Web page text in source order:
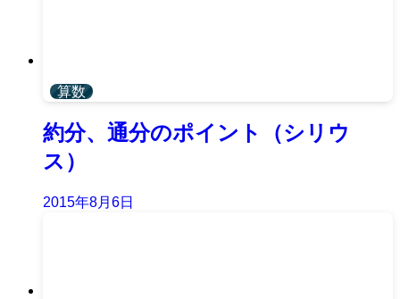
算数
約分、通分のポイント（シリウ
ス）
2015年8月6日